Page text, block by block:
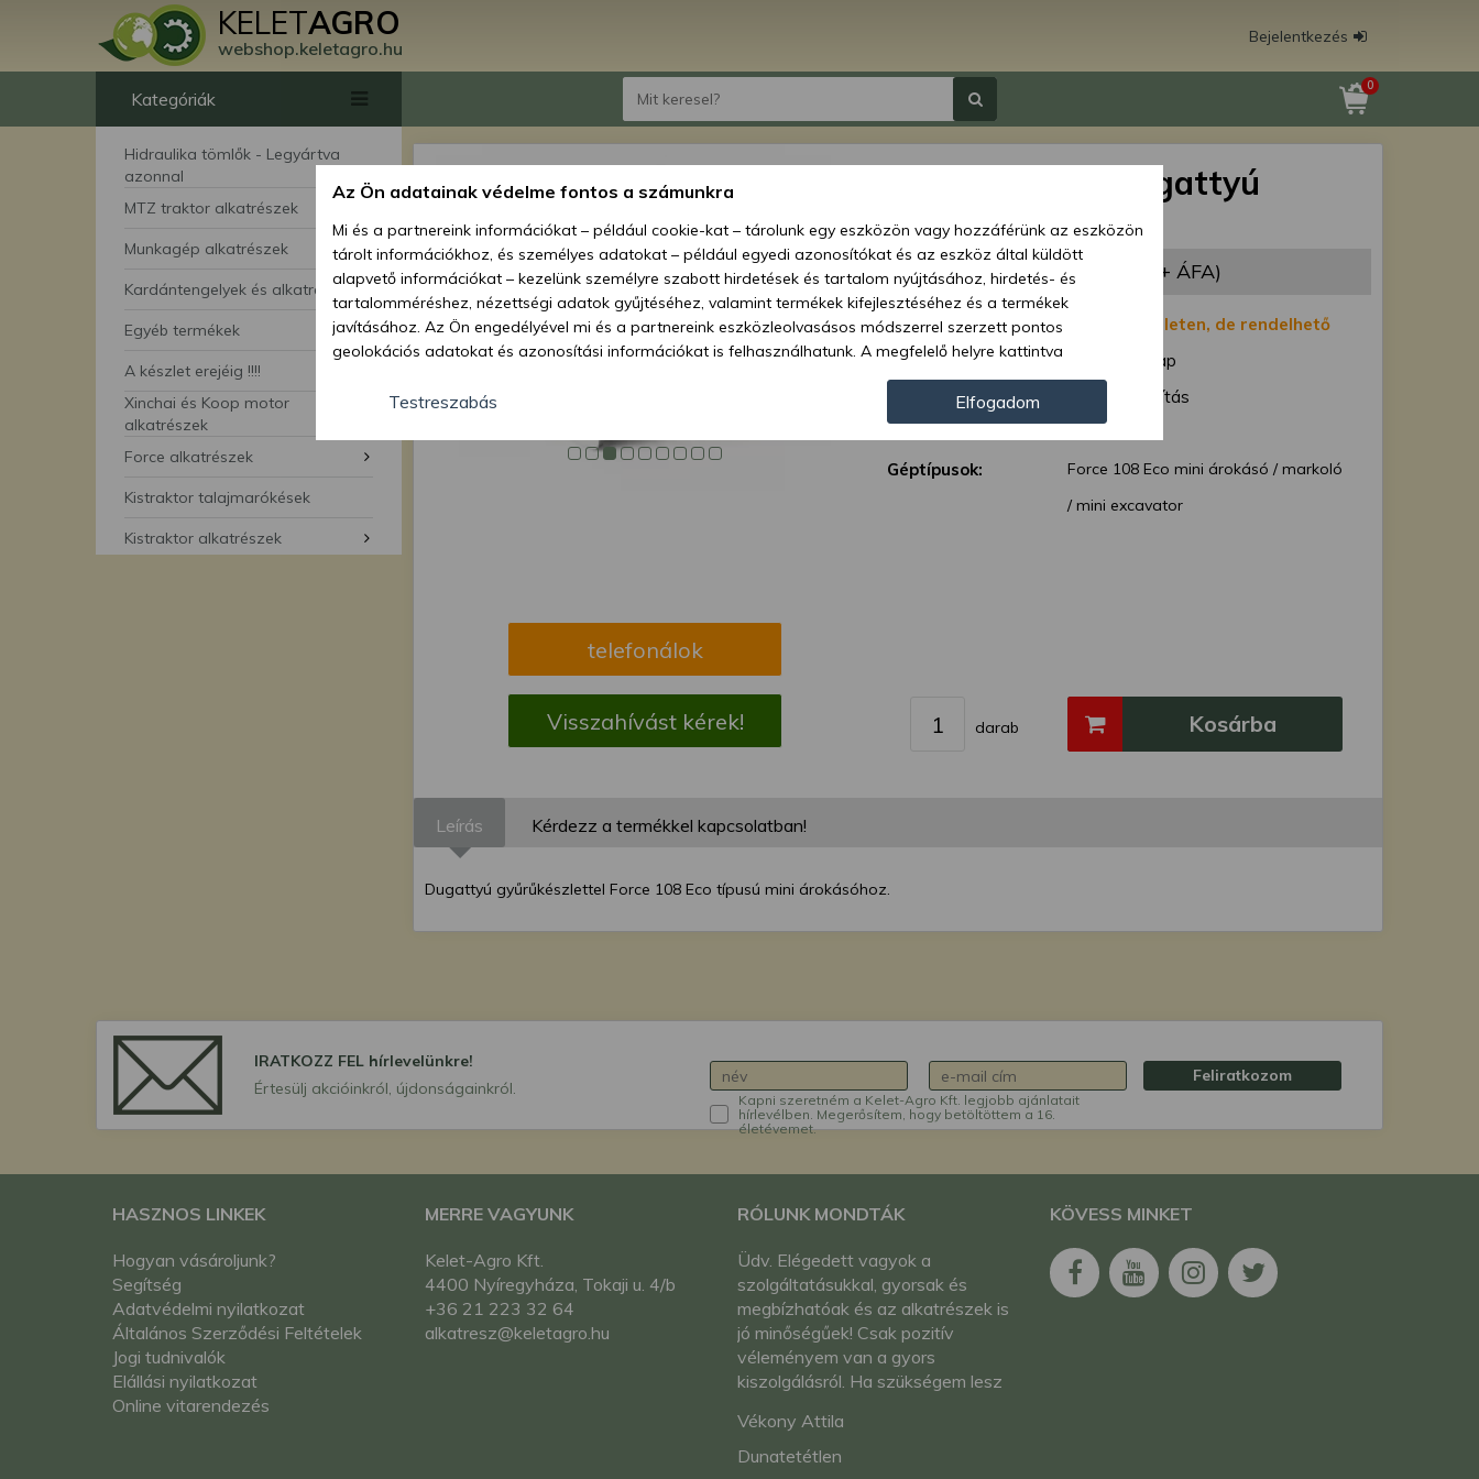
KELETAGRO
webshop.keletagro.hu
Bejelentkezés
Kategóriák
Hidraulika tömlők - Legyártva
azonnal
MTZ traktor alkatrészek
Munkagép alkatrészek
Kardántengelyek és alkatrészei
Egyéb termékek
A készlet erejéig !!!!
Xinchai és Koop motor
alkatrészek
Force alkatrészek
Kistraktor talajmarókések
Kistraktor alkatrészek
0
telefonálok
Visszahívást kérek!
Force 108 Eco dugattyú
gyűrűkészlettel
Ár: 25 485 Ft (20 067 Ft + ÁFA)
Elérhetőség:
Nincs készleten, de rendelhető
Szállítás:
1-7 munkanap
Szállítási mód:
Normál szállítás
Géptípusok:
Force 108 Eco mini árokásó / markoló
/ mini excavator
darab Kosárba
Leírás Kérdezz a termékkel kapcsolatban!
Dugattyú gyűrűkészlettel Force 108 Eco típusú mini árokásóhoz.
IRATKOZZ FEL hírlevelünkre!
Értesülj akcióinkról, újdonságainkról.
Kapni szeretném a Kelet-Agro Kft. legjobb ajánlatait
hírlevélben. Megerősítem, hogy betöltöttem a 16.
életévemet.
Feliratkozom
HASZNOS LINKEK
Hogyan vásároljunk?
Segítség
Adatvédelmi nyilatkozat
Általános Szerződési Feltételek
Jogi tudnivalók
Elállási nyilatkozat
Online vitarendezés
MERRE VAGYUNK
Kelet-Agro Kft.
4400 Nyíregyháza, Tokaji u. 4/b
+36 21 223 32 64
alkatresz@keletagro.hu
RÓLUNK MONDTÁK
Üdv. Elégedett vagyok a
szolgáltatásukkal, gyorsak és
megbízhatóak és az alkatrészek is
jó minőségűek! Csak pozitív
véleményem van a gyors
kiszolgálásról. Ha szükségem lesz
fogok még önöktől! Köszönöm
utólag is a gyors kiszólgálást!
Vékony Attila
Dunatetétlen
KÖVESS MINKET
Az Ön adatainak védelme fontos a számunkra
Mi és a partnereink információkat – például cookie-kat – tárolunk egy eszközön vagy hozzáférünk az eszközön
tárolt információkhoz, és személyes adatokat – például egyedi azonosítókat és az eszköz által küldött
alapvető információkat – kezelünk személyre szabott hirdetések és tartalom nyújtásához, hirdetés- és
tartalomméréshez, nézettségi adatok gyűjtéséhez, valamint termékek kifejlesztéséhez és a termékek
javításához. Az Ön engedélyével mi és a partnereink eszközleolvasásos módszerrel szerzett pontos
geolokációs adatokat és azonosítási információkat is felhasználhatunk. A megfelelő helyre kattintva
hozzájárulhat ahhoz, hogy mi és a partnereink a fent leírtak szerint adatkezelést végezzünk. Másik
lehetőségként a hozzájárulás megadása vagy elutasítása előtt részletesebb információkhoz juthat, és
megváltoztathatja beállításait. Felhívjuk figyelmét, hogy személyes adatainak bizonyos kezeléséhez nem
feltétlenül szükséges az Ön hozzájárulása, de jogában áll tiltakozni az ilyen jellegű adatkezelés ellen. A
beállításai csak erre a weboldalra érvényesek. Erre a webhelyre visszatérve vagy az adatvédelmi szabályzatunk
Testreszabás Elfogadom